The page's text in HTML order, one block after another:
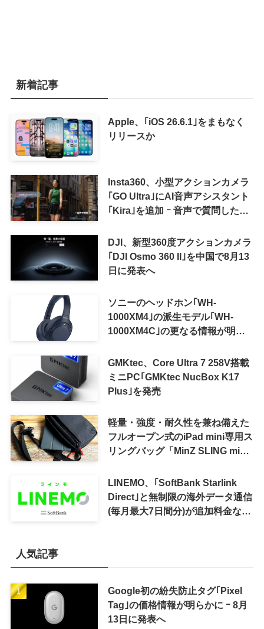
新着記事
Apple、｢iOS 26.6.1｣をまもなく
リリースか
Insta360、小型アクションカメラ
｢GO Ultra｣にAI音声アシスタント
｢Kira｣を追加 ｰ 音声で質問した
可能に
DJI、新型360度アクションカメラ
｢DJI Osmo 360 II｣を中国で8月13
日に発表へ
ソニーのヘッドホン｢WH-
1000XM4｣の派生モデル｢WH-
1000XM4C｣の更なる情報が明ら
GMKtec、Core Ultra 7 258V搭載
ミニPC｢GMKtec NucBox K17
Plus｣を発売
軽量・強度・耐久性を兼ね備えた
フルオープン式のiPad mini専用ス
リングバッグ「MinZ SLING mini
LINEMO、｢SoftBank Starlink
Direct｣と無制限の海外データ通信
(毎月最大7日間分)が追加料金なし
人気記事
Google初の紛失防止タグ｢Pixel
Tag｣の価格情報が明らかに ｰ 8月
13日に発表へ